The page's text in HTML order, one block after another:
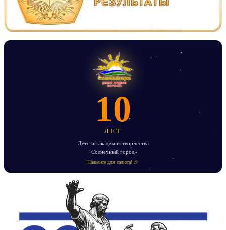
10
ЛЕТ
Детская академия творчества
«Солнечный город»
Нажмите для салюта! 🎉